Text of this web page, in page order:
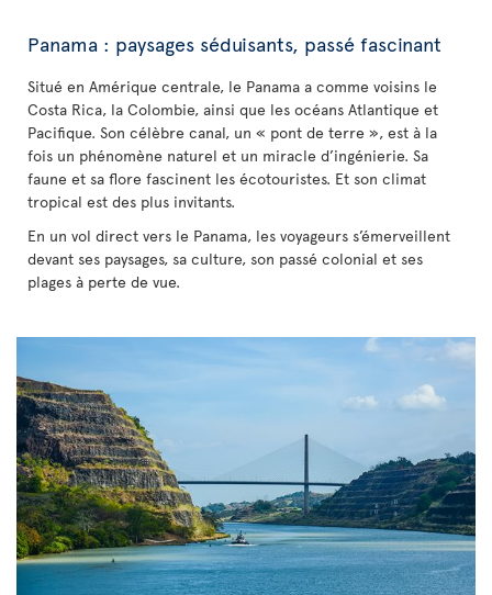
Panama : paysages séduisants, passé fascinant
Situé en Amérique centrale, le Panama a comme voisins le
Costa Rica, la Colombie, ainsi que les océans Atlantique et
Pacifique. Son célèbre canal, un « pont de terre », est à la
fois un phénomène naturel et un miracle d’ingénierie. Sa
faune et sa flore fascinent les écotouristes. Et son climat
tropical est des plus invitants.
En un vol direct vers le Panama, les voyageurs s’émerveillent
devant ses paysages, sa culture, son passé colonial et ses
plages à perte de vue.